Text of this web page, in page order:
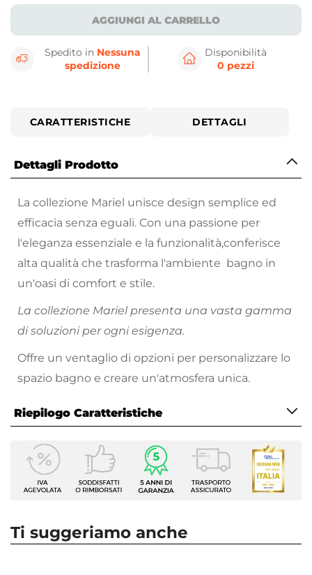
AGGIUNGI AL CARRELLO
Spedito in Nessuna
spedizione
Disponibilità
0 pezzi
CARATTERISTICHE DETTAGLI
Dettagli Prodotto
La collezione Mariel unisce design semplice ed
efficacia senza eguali. Con una passione per
l'eleganza essenziale e la funzionalità,conferisce
alta qualità che trasforma l'ambiente bagno in
un'oasi di comfort e stile.
La collezione Mariel presenta una vasta gamma
di soluzioni per ogni esigenza.
Offre un ventaglio di opzioni per personalizzare lo
spazio bagno e creare un'atmosfera unica.
Riepilogo Caratteristiche
Caratteristiche
Tipologia
Miscelatore Lavabo alto
Colore
Ti suggeriamo anche